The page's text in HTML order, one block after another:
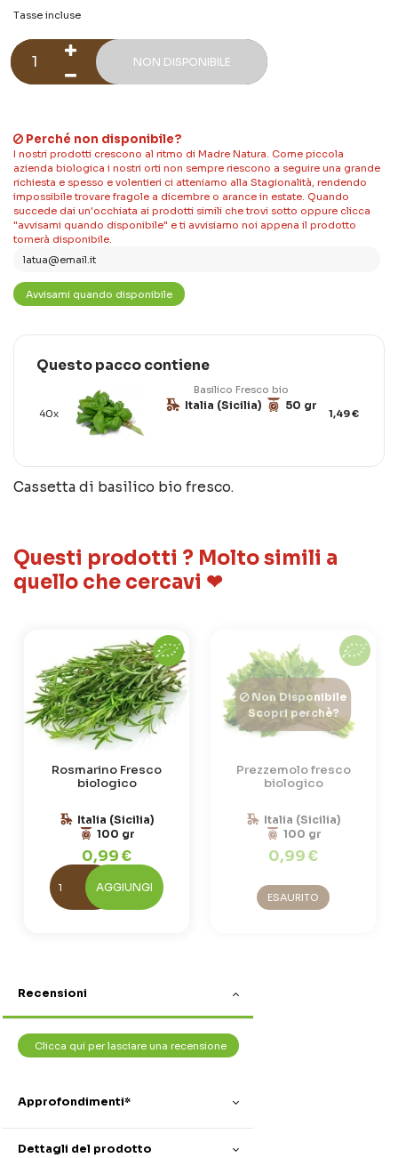
Tasse incluse
NON DISPONIBILE
Perché non disponibile?
I nostri prodotti crescono al ritmo di Madre Natura. Come piccola
azienda biologica i nostri orti non sempre riescono a seguire una grande
richiesta e spesso e volentieri ci atteniamo alla Stagionalità, rendendo
impossibile trovare fragole a dicembre o arance in estate. Quando
succede dai un'occhiata ai prodotti simili che trovi sotto oppure clicca
"avvisami quando disponibile" e ti avvisiamo noi appena il prodotto
tornerà disponibile.
Questo pacco contiene
40x
Basilico Fresco bio
Italia (Sicilia) 50 gr
1,49 €
Cassetta di basilico bio fresco.
Questi prodotti ? Molto simili a
quello che cercavi ❤
Rosmarino Fresco
biologico
Italia (Sicilia)
100 gr
0,99 €
AGGIUNGI
Non Disponibile
Scopri perchè?
Prezzemolo fresco
biologico
Italia (Sicilia)
100 gr
0,99 €
ESAURITO
Recensioni
Clicca qui per lasciare una recensione
Approfondimenti*
Dettagli del prodotto